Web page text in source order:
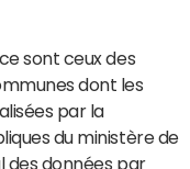
sont ceux des
dont les
par la
du ministère de
des données par